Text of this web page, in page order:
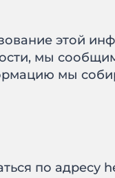
этой
мы
мы
по адресу